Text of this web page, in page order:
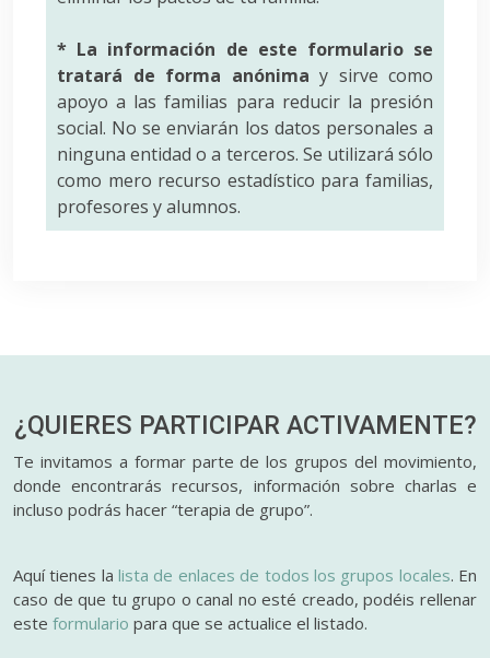
* La información de este formulario se
tratará de forma anónima y sirve como
apoyo a las familias para reducir la presión
social. No se enviarán los datos personales a
ninguna entidad o a terceros. Se utilizará sólo
como mero recurso estadístico para familias,
profesores y alumnos.
¿QUIERES PARTICIPAR ACTIVAMENTE?
Te invitamos a formar parte de los grupos del movimiento,
donde encontrarás recursos, información sobre charlas e
incluso podrás hacer “terapia de grupo”.
Aquí tienes lalista de enlaces de todos los grupos locales. En
caso de que tu grupo o canal no esté creado, podéis rellenar
este formulario para que se actualice el listado.